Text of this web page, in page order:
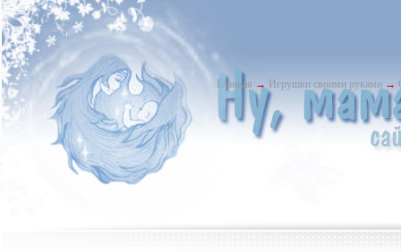
Главная → Игрушки своими руками →